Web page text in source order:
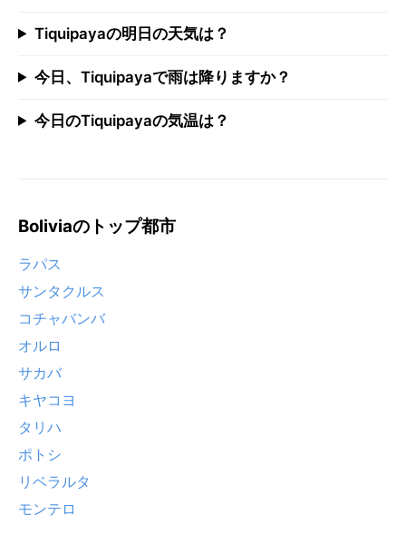
Tiquipayaの明日の天気は？
今日、Tiquipayaで雨は降りますか？
今日のTiquipayaの気温は？
Boliviaのトップ都市
ラパス
サンタクルス
コチャバンバ
オルロ
サカバ
キヤコヨ
タリハ
ポトシ
リベラルタ
モンテロ